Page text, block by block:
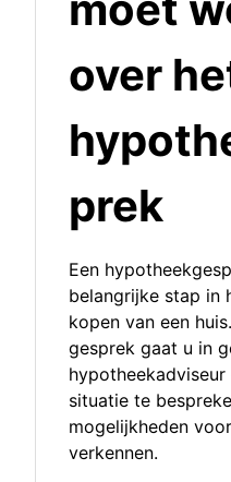
over
prek
Een
belangrijke stap in
kopen van een
gesprek gaat u in
situatie te
mogelijkheden
verkennen.